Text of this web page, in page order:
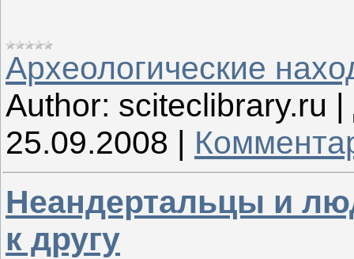
Археологические
Author: sciteclibrary.ru |
25.09.2008 |
Неандертальцы и
к другу